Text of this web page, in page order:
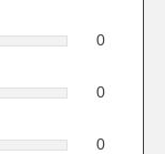
0
0
0